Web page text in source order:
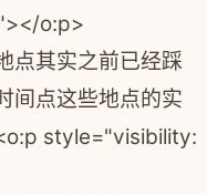
o:p>
点其实之前已经踩
间点这些地点的实
style="visibility: